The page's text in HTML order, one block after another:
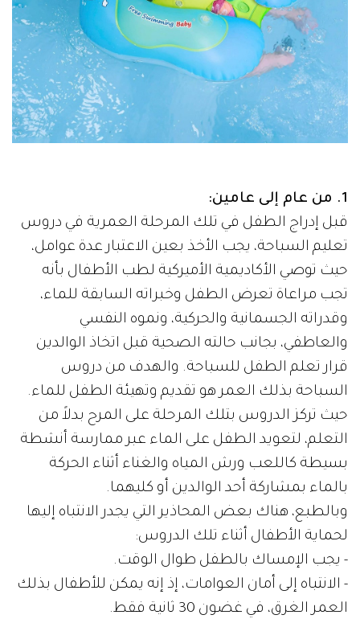
1. من عام إلى عامين:
قبل إدراج الطفل في تلك المرحلة العمرية في دروس
تعليم السباحة، يجب الأخذ بعين الاعتبار عدة عوامل،
حيث توصي الأكاديمية الأميركية لطب الأطفال بأنه
تجب مراعاة تعرض الطفل وخبراته السابقة للماء،
وقدراته الجسمانية والحركية، ونموه النفسي
والعاطفي، بجانب حالته الصحية قبل اتخاذ الوالدين
قرار تعلم الطفل للسباحة. والهدف من دروس
السباحة بذلك العمر هو تقديم وتهيئة الطفل للماء.
حيث تركز الدروس بتلك المرحلة على المرح بدلاً من
التعلم، لتعويد الطفل على الماء عبر ممارسة أنشطة
بسيطة كاللعب ورش المياه والغناء أثناء الحركة
بالماء بمشاركة أحد الوالدين أو كليهما.
وبالطبع، هناك بعض المحاذير التي يجدر الانتباه إليها
لحماية الأطفال أثناء تلك الدروس:
- يجب الإمساك بالطفل طوال الوقت.
- الانتباه إلى أمان العوامات، إذ إنه يمكن للأطفال بذلك
العمر الغرق، في غضون 30 ثانية فقط.